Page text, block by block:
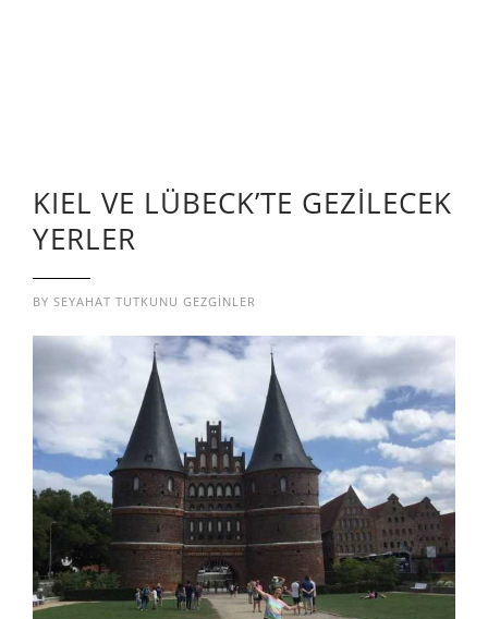
KIEL VE LÜBECK’TE GEZİLECEK
YERLER
BY SEYAHAT TUTKUNU GEZGINLER